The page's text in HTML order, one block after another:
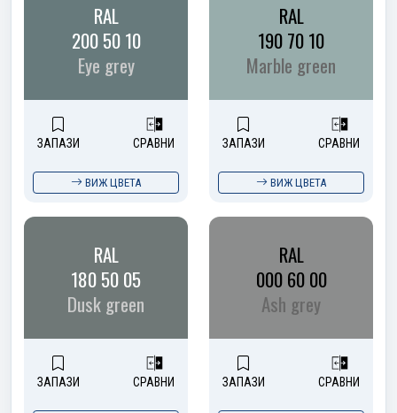
RAL
200 50 10
Eye grey
ЗАПАЗИ СРАВНИ
ВИЖ ЦВЕТА
RAL
190 70 10
Marble green
ЗАПАЗИ СРАВНИ
ВИЖ ЦВЕТА
RAL
180 50 05
Dusk green
ЗАПАЗИ СРАВНИ
RAL
000 60 00
Ash grey
ЗАПАЗИ СРАВНИ